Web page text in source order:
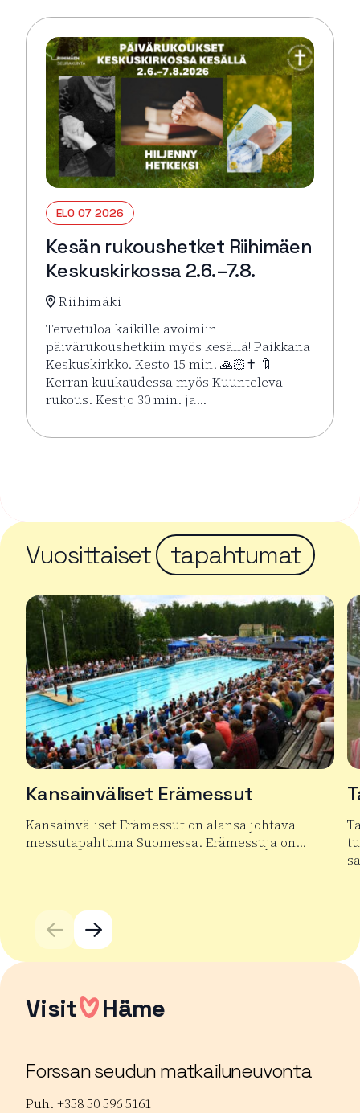
ELO 07 2026
Kesän rukoushetket Riihimäen
Keskuskirkossa 2.6.–7.8.
Riihimäki
Tervetuloa kaikille avoimiin
päivärukoushetkiin myös kesällä! Paikkana
Keskuskirkko. Kesto 15 min. 🙏🏻✝️ 🔖
Kerran kuukaudessa myös Kuunteleva
rukous. Kestjo 30 min. ja…
Lue lisää tapahtumasta Kesän rukoushetket
Vuosittaiset tapahtumat
Kansainväliset Erämessut
Kansainväliset Erämessut on alansa johtava
messutapahtuma Suomessa. Erämessuja on…
Visit Häme
Forssan seudun matkailuneuvonta
Puh. +358 50 596 5161